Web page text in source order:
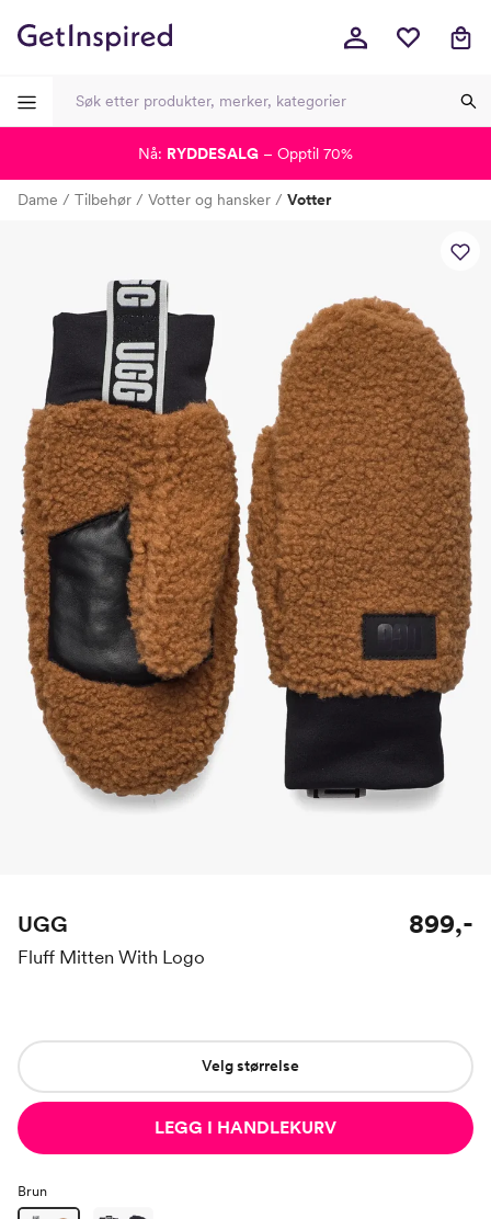
Dame Tilbehør Votter og hansker Votter
UGG
Fluff Mitten With Logo
899,-
Velg størrelse
LEGG I HANDLEKURV
Brun
Nå: RYDDESALG – Opptil 70%
-
-
-
-